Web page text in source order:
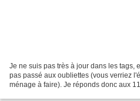
Je ne suis pas très à jour dans les tags,
pas passé aux oubliettes (vous verriez
ménage à faire). Je réponds donc aux